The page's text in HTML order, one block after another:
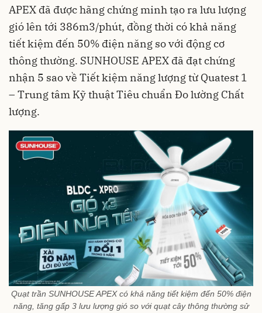
APEX đã được hãng chứng minh tạo ra lưu lượng
gió lên tới 386m3/phút, đồng thời có khả năng
tiết kiệm đến 50% điện năng so với động cơ
thông thường. SUNHOUSE APEX đã đạt chứng
nhận 5 sao về Tiết kiệm năng lượng từ Quatest 1
– Trung tâm Kỹ thuật Tiêu chuẩn Đo lường Chất
lượng.
Quạt trần SUNHOUSE APEX có khả năng tiết kiệm đến 50% điện
năng, tăng gấp 3 lưu lượng gió so với quạt cây thông thường sử